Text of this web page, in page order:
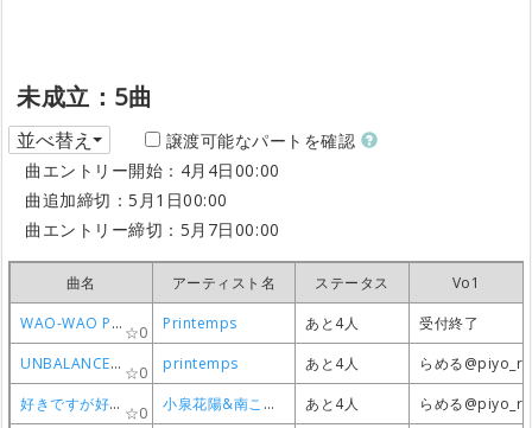
未成立：5曲
並べ替え
譲渡可能なパートを確認
曲エントリー開始：4月4日00:00
曲追加締切：5月1日00:00
曲エントリー締切：5月7日00:00
曲名 アーティスト名 ステータス
Vo1
WAO-WAO Powerful day!
0 Printemps あと4人
受付終了
UNBALANCED LOVE
0 printemps あと4人
らめる
好きですが好きですか？
0 小泉花陽&南ことり あと4人
らめる
曲名 アーティスト名 ステータス
Vo1
WAO-WAO Powerful day!
0 Printemps あと4人
受付終了
UNBALANCED LOVE
0 printemps あと4人
らめる
好きですが好きですか？
0 小泉花陽&南ことり あと4人
らめる
曲名 アーティスト名 ステータス
Vo1
WAO-WAO Powerful day!
0 Printemps あと4人
受付終了
UNBALANCED LOVE
0 printemps あと4人
らめる
好きですが好きですか？
0 小泉花陽&南ことり あと4人
らめる
曲名 アーティスト名 ステータス
Vo1
WAO-WAO Powerful day!
0 Printemps あと4人
受付終了
UNBALANCED LOVE
0 printemps あと4人
らめる
好きですが好きですか？
0 小泉花陽&南ことり あと4人
らめる